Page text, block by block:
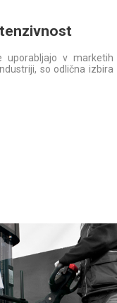
uporabljajo v marketih
so odlična